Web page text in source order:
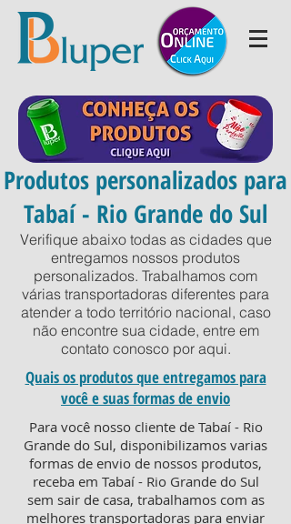
Produtos personalizados para
Tabaí - Rio Grande do Sul
Verifique abaixo todas as cidades que
entregamos nossos produtos
personalizados. Trabalhamos com
várias transportadoras diferentes para
atender a todo território nacional, caso
não encontre sua cidade, entre em
contato conosco por aqui.
Para você nosso cliente de Tabaí - Rio
Grande do Sul, disponibilizamos varias
formas de envio de nossos produtos,
receba em Tabaí - Rio Grande do Sul
sem sair de casa, trabalhamos com as
melhores transportadoras para enviar
Quais os produtos que entregamos para
você e suas formas de envio